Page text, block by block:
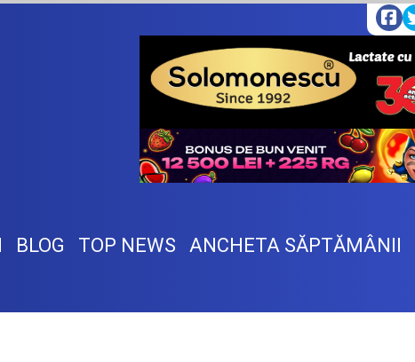
BLOG TOP NEWS ANCHETA SĂPTĂMÂNII